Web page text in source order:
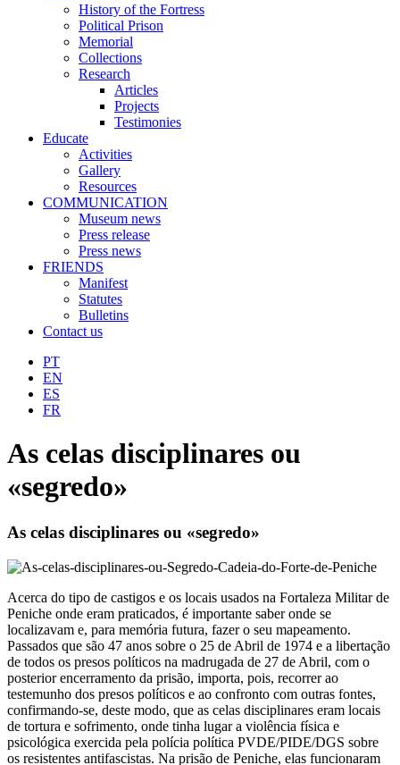
History of the Fortress
Political Prison
Memorial
Collections
Research
Articles
Projects
Testimonies
Educate
Activities
Gallery
Resources
COMMUNICATION
Museum news
Press release
Press news
FRIENDS
Manifest
Statutes
Bulletins
Contact us
PT
EN
ES
FR
As celas disciplinares ou
«segredo»
As celas disciplinares ou «segredo»
Acerca do tipo de castigos e os locais usados na Fortaleza Militar de
Peniche onde eram praticados, é importante saber onde se
localizavam e, para memória futura, fazer o seu mapeamento.
Passados que são 47 anos sobre o 25 de Abril de 1974 e a libertação
de todos os presos políticos na madrugada de 27 de Abril, com o
posterior encerramento da prisão, importa, pois, recorrer ao
testemunho dos presos políticos e ao confronto com outras fontes,
confirmando-se, deste modo, que as celas disciplinares eram locais
de tortura e sofrimento, onde tinha lugar a violência física e
psicológica exercida pela polícia política PVDE/PIDE/DGS sobre
os resistentes antifascistas. Na prisão de Peniche, elas funcionaram